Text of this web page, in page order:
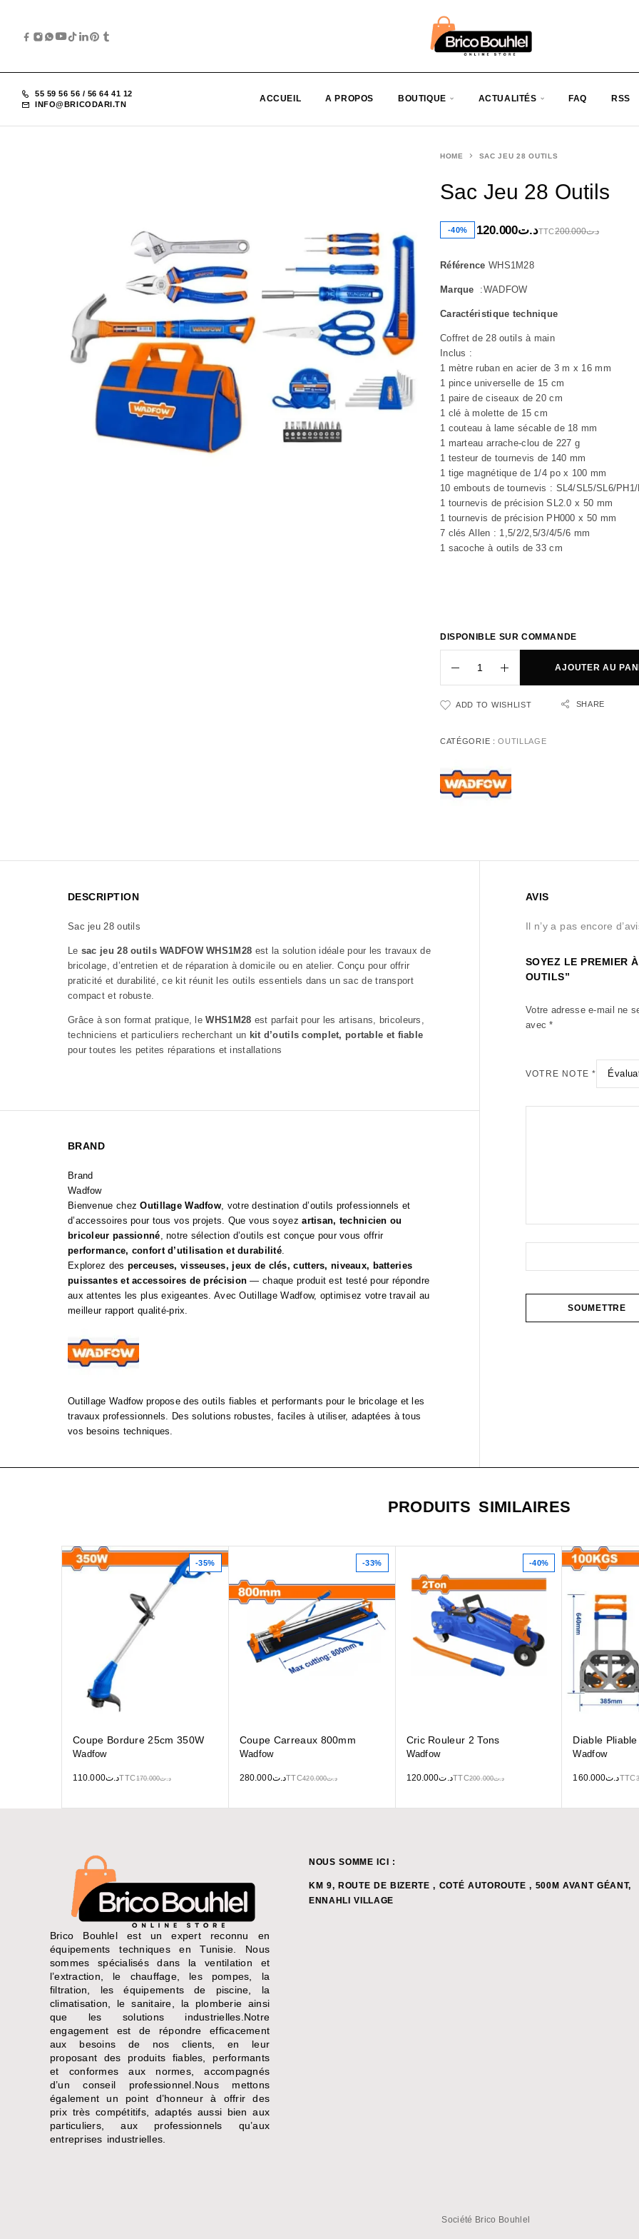
55 59 56 56 / 56 64 41 12
INFO@BRICODARI.TN
ACCUEIL A PROPOS BOUTIQUE ACTUALITÉS FAQ RSS
HOME SAC JEU 28 OUTILS
Sac Jeu 28 Outils
-40% د.ت200.000 د.ت120.000 TTC
Référence WHS1M28
Marque :WADFOW
Caractéristique technique
Coffret de 28 outils à main
Inclus :
1 mètre ruban en acier de 3 m x 16 mm
1 pince universelle de 15 cm
1 paire de ciseaux de 20 cm
1 clé à molette de 15 cm
1 couteau à lame sécable de 18 mm
1 marteau arrache-clou de 227 g
1 testeur de tournevis de 140 mm
1 tige magnétique de 1/4 po x 100 mm
10 embouts de tournevis : SL4/SL5/SL6/
1 tournevis de précision SL2.0 x 50 mm
1 tournevis de précision PH000 x 50 mm
7 clés Allen : 1,5/2/2,5/3/4/5/6 mm
1 sacoche à outils de 33 cm
DISPONIBLE SUR COMMANDE
AJOUTER AU
ADD TO WISHLIST SHARE
CATÉGORIE :OUTILLAGE
DESCRIPTION
Sac jeu 28 outils
Le sac jeu 28 outils WADFOW WHS1M28 est la solution idéale pour les travaux de
bricolage, d’entretien et de réparation à domicile ou en atelier. Conçu pour offrir
praticité et durabilité, ce kit réunit les outils essentiels dans un sac de transport
compact et robuste.
Grâce à son format pratique, leWHS1M28 est parfait pour les artisans, bricoleurs,
techniciens et particuliers recherchant un kit d’outils complet, portable et fiable
pour toutes les petites réparations et installations
BRAND
Brand
Wadfow
Bienvenue chezOutillage Wadfow, votre destination d’outils professionnels et
d’accessoires pour tous vos projets. Que vous soyezartisan, technicien ou
bricoleur passionné, notre sélection d’outils est conçue pour vous offrir
performance, confort d’utilisation et durabilité.
Explorez des perceuses, visseuses, jeux de clés, cutters, niveaux, batteries
puissantes et accessoires de précision — chaque produit est testé pour répondre
aux attentes les plus exigeantes. Avec Outillage Wadfow, optimisez votre travail au
meilleur rapport qualité‑prix.
Outillage Wadfow propose des outils fiables et performants pour le bricolage et les
travaux professionnels. Des solutions robustes, faciles à utiliser, adaptées à tous
vos besoins techniques.
AVIS
Il n’y a pas encore
SOYEZ LE PREMIER
OUTILS”
Votre adresse e-mail ne
avec*
VOTRE NOTE*
PRODUITS SIMILAIRES
-35%
Coupe Bordure 25cm 350W
Wadfow
د.ت170.000 د.ت110.000 TTC
-33%
Coupe Carreaux 800mm
Wadfow
د.ت420.000 د.ت280.000 TTC
-40%
Cric Rouleur 2 Tons
Wadfow
د.ت200.000 د.ت120.000 TTC
Diable
Wadfow
د.ت160.000 TTC
Brico Bouhlel est un expert reconnu en
équipements techniques en Tunisie. Nous
sommes spécialisés dans la ventilation et
l’extraction, le chauffage, les pompes, la
filtration, les équipements de piscine, la
climatisation, le sanitaire, la plomberie ainsi
que les solutions industrielles.Notre
engagement est de répondre efficacement
aux besoins de nos clients, en leur
proposant des produits fiables, performants
et conformes aux normes, accompagnés
d’un conseil professionnel.Nous mettons
également un point d’honneur à offrir des
prix très compétitifs, adaptés aussi bien aux
particuliers, aux professionnels qu’aux
entreprises industrielles.
NOUS SOMME ICI :
KM 9, ROUTE DE BIZERTE , COTÉ AUTOROUTE , 500M AVANT GÉANT,
ENNAHLI VILLAGE
Société Brico Bouhlel